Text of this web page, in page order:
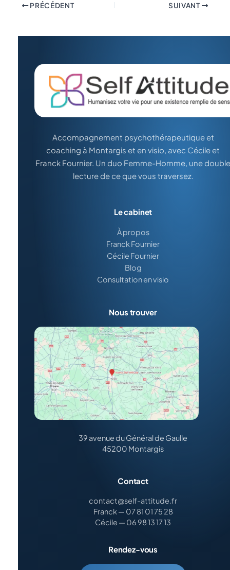
PRÉCÉDENT SUIVANT
Accompagnement psychothérapeutique et
coaching à Montargis et en visio, avec Cécile et
Franck Fournier. Un duo Femme-Homme, une double
lecture de ce que vous traversez.
Le cabinet
À propos
Franck Fournier
Cécile Fournier
Blog
Consultation en visio
Nous trouver
39 avenue du Général de Gaulle
45200 Montargis
Contact
contact@self-attitude.fr
Franck — 07 81 01 75 28
Cécile — 06 98 13 17 13
Rendez-vous